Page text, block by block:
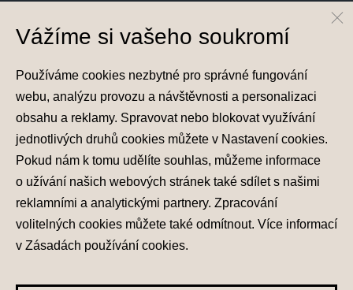
Infocentrum
800 800 900
Nastavení cookies
Zásady zpracování osobních údajů
Seznam příjemců
Správa souhlasů
Obchodní údaje
Vážíme si vašeho soukromí
Používáme cookies nezbytné pro správné fungování
webu, analýzu provozu a návštěvnosti a personalizaci
obsahu a reklamy. Spravovat nebo blokovat využívání
jednotlivých druhů cookies můžete v Nastavení cookies.
Pokud nám k tomu udělíte souhlas, můžeme informace
o užívání našich webových stránek také sdílet s našimi
reklamními a analytickými partnery. Zpracování
volitelných cookies můžete také odmítnout. Více informací
v Zásadách používání cookies.